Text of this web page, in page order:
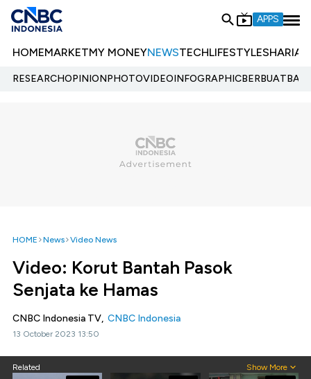
APPS
HOMEMARKETMY MONEYNEWSTECHLIFESTYLESHARIA
RESEARCHOPINIONPHOTOVIDEOINFOGRAPHIC
HOME News Video News
Video: Korut Bantah Pasok
Senjata ke Hamas
CNBC Indonesia TV, CNBC Indonesia
13 October 2023 13:50
Related Show More